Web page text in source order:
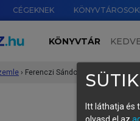
CÉGEKNEK
KÖNYVTÁR
› Ferenczi Sándor Összes Művei
Itt láthatja és